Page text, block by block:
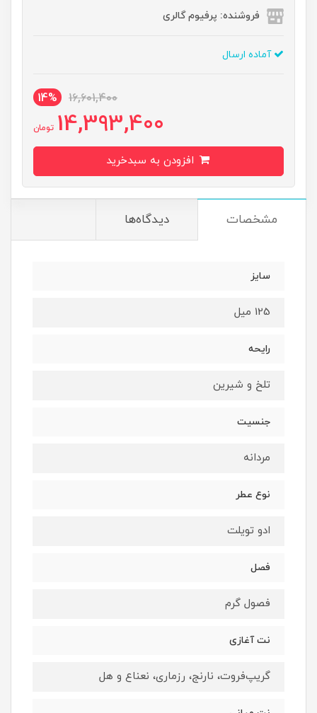
فروشنده: پرفیوم گالری
آماده ارسال
16,601,400
14%
14,393,400 تومان
مشخصات دیدگاه‌ها
سایز
125 میل
رایحه
تلخ و شیرین
جنسیت
مردانه
نوع عطر
ادو تویلت
فصل
فصول گرم
نت آغازی
گریپ‌فروت، نارنج، رزماری، نعناع و هل